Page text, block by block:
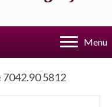
Menu
7042.90 5812